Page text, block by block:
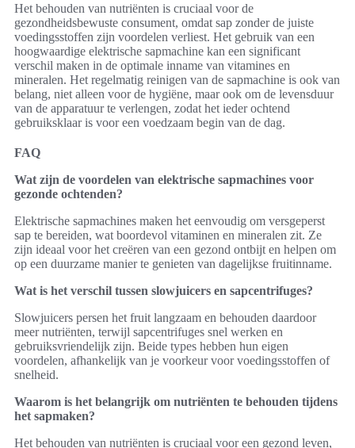
Het behouden van nutriënten is cruciaal voor de
gezondheidsbewuste consument, omdat sap zonder de juiste
voedingsstoffen zijn voordelen verliest. Het gebruik van een
hoogwaardige elektrische sapmachine kan een significant
verschil maken in de optimale inname van vitamines en
mineralen. Het regelmatig reinigen van de sapmachine is ook van
belang, niet alleen voor de hygiëne, maar ook om de levensduur
van de apparatuur te verlengen, zodat het ieder ochtend
gebruiksklaar is voor een voedzaam begin van de dag.
FAQ
Wat zijn de voordelen van elektrische sapmachines voor
gezonde ochtenden?
Elektrische sapmachines maken het eenvoudig om versgeperst
sap te bereiden, wat boordevol vitaminen en mineralen zit. Ze
zijn ideaal voor het creëren van een gezond ontbijt en helpen om
op een duurzame manier te genieten van dagelijkse fruitinname.
Wat is het verschil tussen slowjuicers en sapcentrifuges?
Slowjuicers persen het fruit langzaam en behouden daardoor
meer nutriënten, terwijl sapcentrifuges snel werken en
gebruiksvriendelijk zijn. Beide types hebben hun eigen
voordelen, afhankelijk van je voorkeur voor voedingsstoffen of
snelheid.
Waarom is het belangrijk om nutriënten te behouden tijdens
het sapmaken?
Het behouden van nutriënten is cruciaal voor een gezond leven,